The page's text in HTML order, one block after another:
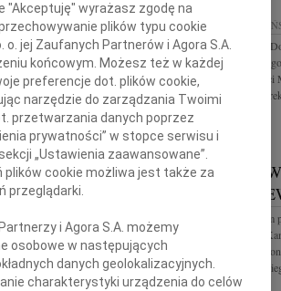
17.12.2025GDAŃSK
żegnamy Piotra
Edukacji Urzędu
w naszej pamięci jako
w rozwój...
17.12.2025
Szanownej Pani
Sądu
z powodu śmierci
Wiceprezesi,
17.12.2025GDAŃSK
sopockiego Urzędu
się 18 grudnia 2025 r. o
Z głębokim
Lek. Jarosława
wieloletniego
Głównego
"Akceptuję" wyrażasz zgodę na
plików typu cookie
o. jej Zaufanych Partnerów i Agora S.A.
końcowym. Możesz też w każdej
preferencje dot. plików cookie,
narzędzie do zarządzania Twoimi
przetwarzania danych poprzez
prywatności” w stopce serwisu i
„Ustawienia zaawansowane”.
plików cookie możliwa jest także za
przeglądarki.
i Agora S.A. możemy
osobowe w następujących
danych geolokalizacyjnych.
charakterystyki urządzenia do celów